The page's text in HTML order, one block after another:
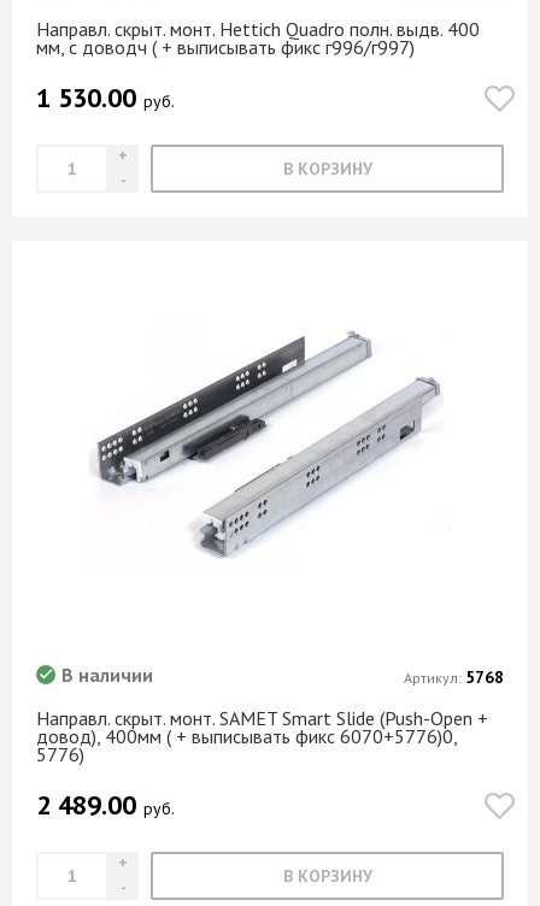
Направл. скрыт. монт. Hettich Quadro полн. выдв. 400
мм, с доводч ( + выписывать фикс г996/г997)
1 530.00 руб.
В КОРЗИНУ
Направл. скрыт. монт. SAMET Smart Slide (Push-Open +
довод), 400мм ( + выписывать фикс 6070+5776)0,
5776)
В наличии
2 489.00 руб.
В КОРЗИНУ
Артикул: 5768